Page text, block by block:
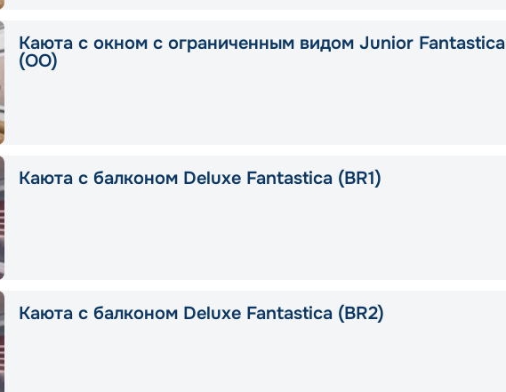
Каюта с окном с ограниченным видом Junior Fantastica
(OO)
Каюта с балконом Deluxe Fantastica (BR1)
Каюта с балконом Deluxe Fantastica (BR2)